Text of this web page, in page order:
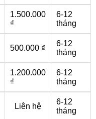
1.500.000
₫
6-12
tháng
500.000 ₫
6-12
tháng
1.200.000
₫
6-12
tháng
Liên hệ
6-12
tháng